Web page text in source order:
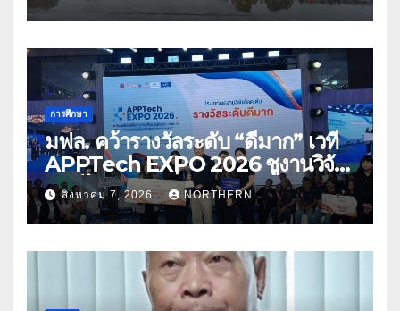
การศึกษา
มฟล. คว้ารางวัลระดับ “ดีมาก” เวที
APPTech EXPO 2026 ชูงานวิจัย
สมุนไพร ขับเคลื่อนนวัตกรรมสู่เชิง
พาณิชย์
สิงหาคม 7, 2026 NORTHERN